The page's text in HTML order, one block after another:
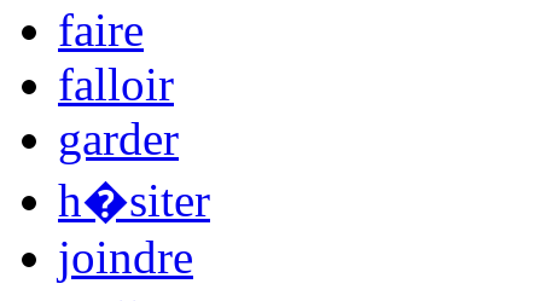
faire
falloir
garder
h�siter
joindre